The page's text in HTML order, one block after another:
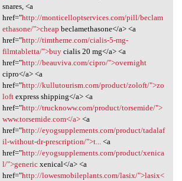
snares, <a
href="http://monticelloptservices.com/pill/beclam
ethasone/">cheap beclamethasone</a> <a
href="http://timtheme.com/cialis-5-mg-
filmtabletta/">buycialis 20 mg</a> <a
href="http://beauviva.com/cipro/">overnight
cipro</a> <a
href="http://kullutourism.com/product/zoloft/">zo
loftexpress shipping</a> <a
href="http://trucknoww.com/product/torsemide/">
www.torsemide.com</a><a
href="http://eyogsupplements.com/product/tadalaf
il-without-dr-prescription/">t...
<a
href="http://eyogsupplements.com/product/xenica
l/">genericxenical</a> <a
href="http://lowesmobileplants.com/lasix/">lasix<